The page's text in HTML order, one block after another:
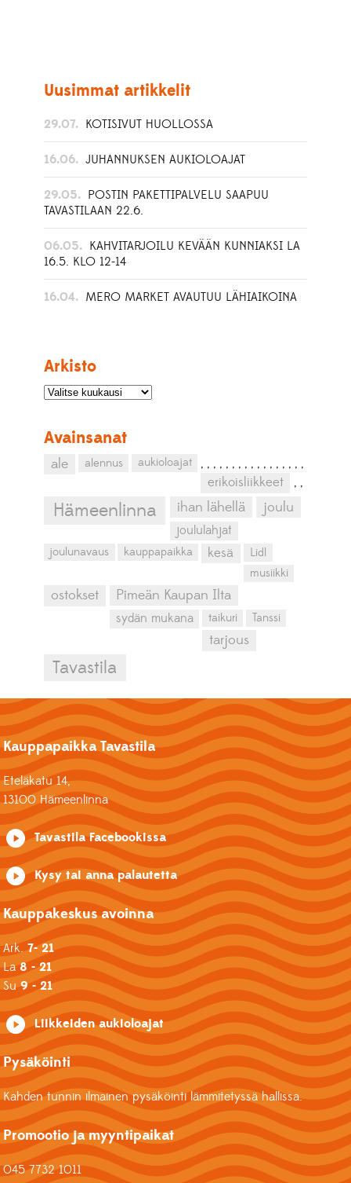
Uusimmat artikkelit
29.07. KOTISIVUT HUOLLOSSA
16.06. JUHANNUKSEN AUKIOLOAJAT
29.05. POSTIN PAKETTIPALVELU SAAPUU
TAVASTILAAN 22.6.
06.05. KAHVITARJOILU KEVÄÄN KUNNIAKSI LA
16.5. KLO 12-14
16.04. MERO MARKET AVAUTUU LÄHIAIKOINA
Arkisto
Avainsanat
ale ,
alennus ,
aukioloajat ,
erikoisliikkeet
,
Hämeenlinna
,
ihan lähellä
,
joulu
,
joululahjat
,
joulunavaus
,
kauppapaikka
,
kesä
,
Lidl
,
musiikki
,
ostokset
,
Pimeän Kaupan Ilta
,
sydän mukana
,
taikuri
,
Tanssi
,
tarjous
,
Tavastila
Kauppapaikka Tavastila
Eteläkatu 14,
13100 Hämeenlinna
Tavastila Facebookissa
Kysy tai anna palautetta
Kauppakeskus avoinna
Ark.7- 21
La8 - 21
Su9 - 21
Liikkeiden aukioloajat
Pysäköinti
Kahden tunnin ilmainen pysäköinti lämmitetyssä hallissa.
Promootio ja myyntipaikat
045 7732 1011